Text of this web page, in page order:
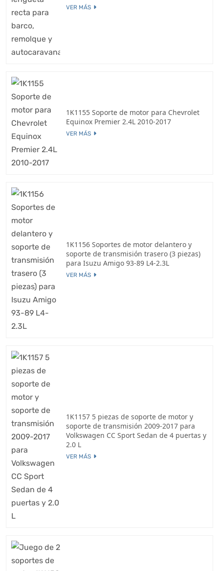
VER MÁS
1K1155 Soporte de motor para Chevrolet
Equinox Premier 2.4L 2010-2017
VER MÁS
1K1156 Soportes de motor delantero y
soporte de transmisión trasero (3 piezas)
para Isuzu Amigo 93-89 L4-2.3L
VER MÁS
1K1157 5 piezas de soporte de motor y
soporte de transmisión 2009-2017 para
Volkswagen CC Sport Sedan de 4 puertas y
2.0 L
VER MÁS